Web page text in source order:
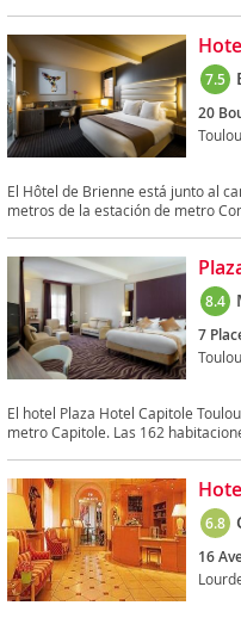
7.5
20
El Hôtel de Brienne está junto al
metros de la estación de metro
8.4
7
El hotel Plaza Hotel Capitole
metro Capitole. Las 162
6.8
16